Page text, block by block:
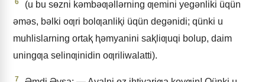
6
(u bu sɵzni kǝmbǝƣǝllǝrning ƣemini yegǝnliki üqün
ǝmǝs, bǝlki oƣri bolƣanliⱪi üqün degǝnidi; qünki u
muhlislarning ortaⱪ ⱨǝmyanini saⱪliƣuqi bolup, daim
uningƣa selinƣinidin oƣriliwalatti).
7